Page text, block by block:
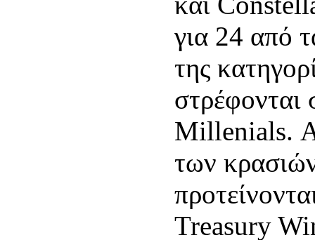
για 24 από
της
Millenials.
των
Treasury